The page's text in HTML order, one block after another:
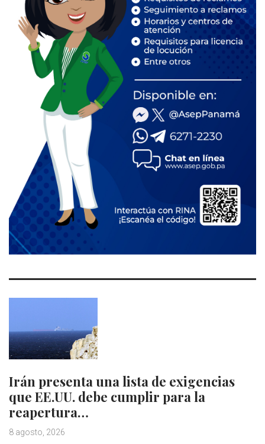
Irán presenta una lista de exigencias
que EE.UU. debe cumplir para la
reapertura…
8 agosto, 2026